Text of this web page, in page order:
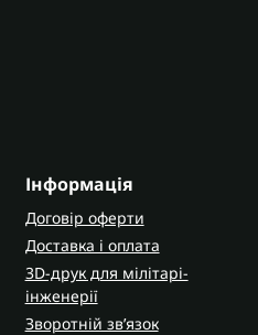
Інформація
Договір оферти
Доставка і оплата
3D-друк для мілітарі-
інженерії
Зворотній зв’язок